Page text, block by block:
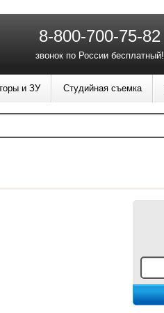
8-800-700-75-82
звонок по России бесплатный!
и ЗУ Студийная съемка